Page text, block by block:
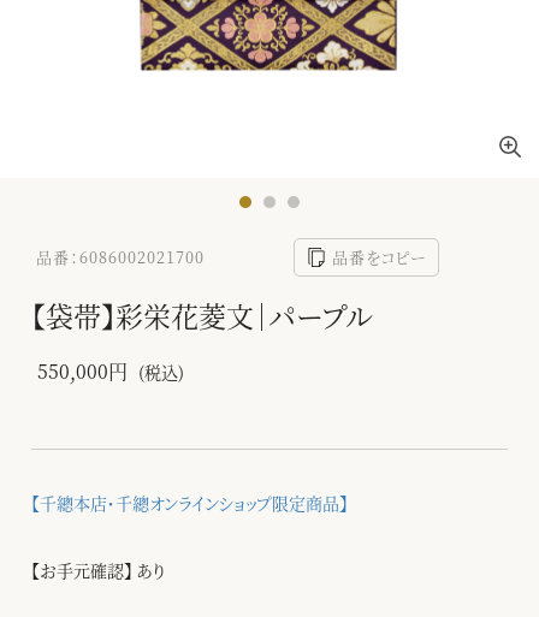
品番：6086002021700 品番をコピー
【袋帯】彩栄花菱文｜パープル
550,000円 (税込)
【千總本店・千總オンラインショップ限定商品】
【お手元確認】 あり